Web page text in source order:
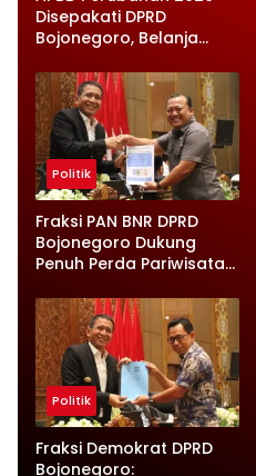
Disepakati DPRD
Bojonegoro, Belanja
Infrastruktur Diperkuat
Politik
Fraksi PAN BNR DPRD
Bojonegoro Dukung
Penuh Perda Pariwisata
Anak
Politik
Fraksi Demokrat DPRD
Bojonegoro: